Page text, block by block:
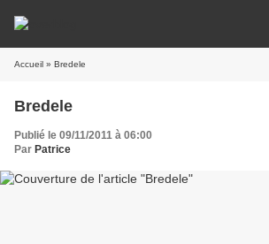
Accueil » Bredele
Bredele
Publié le 09/11/2011 à 06:00
Par Patrice